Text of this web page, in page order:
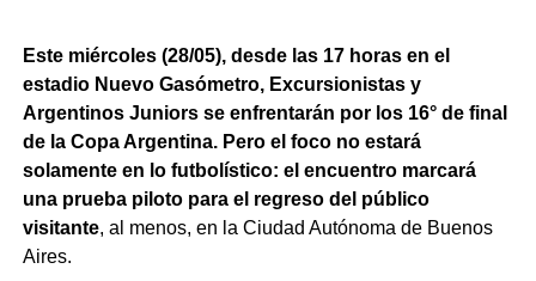
Este miércoles (28/05), desde las 17 horas en el
estadio Nuevo Gasómetro, Excursionistas y
Argentinos Juniors se enfrentarán por los 16° de final
de la Copa Argentina. Pero el foco no estará
solamente en lo futbolístico: el encuentro marcará
una prueba piloto para el regreso del público
visitante, al menos, en la Ciudad Autónoma de Buenos
Aires.